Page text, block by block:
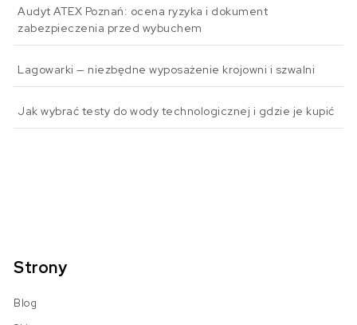
Audyt ATEX Poznań: ocena ryzyka i dokument
zabezpieczenia przed wybuchem
Lagowarki — niezbędne wyposażenie krojowni i szwalni
Jak wybrać testy do wody technologicznej i gdzie je kupić
Strony
Blog